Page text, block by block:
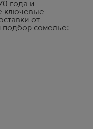
года и
ключевые
от
подбор сомелье: